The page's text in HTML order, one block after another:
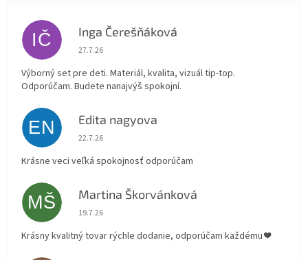
IČ Inga Čerešňáková
Hodnotenie obchodu je 5 z 5 hviezdičiek.
27.7.26
Výborný set pre deti. Materiál, kvalita, vizuál tip-top.
Odporúčam. Budete nanajvýš spokojní.
EN Edita nagyova
Hodnotenie obchodu je 5 z 5 hviezdičiek.
22.7.26
Krásne veci veľká spokojnosť odporúčam
MŠ Martina Škorvánková
Hodnotenie obchodu je 5 z 5 hviezdičiek.
19.7.26
Krásny kvalitný tovar rýchle dodanie, odporúčam každému ❤️